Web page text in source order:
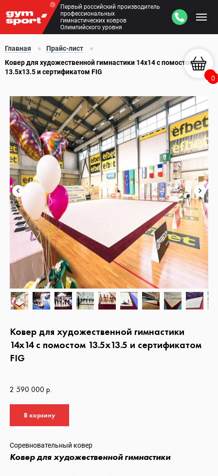
Первый российский производитель
профессиональных
гимнастических ковров
Олимпийского уровня
0
Главная
Прайс-лист
Ковер для художественной гимнастики 14х14 с помостом
13.5х13.5 и сертификатом FIG
Ковер для художественной гимнастики
14х14 с помостом 13.5х13.5 и сертификатом
FIG
2 590 000 р.
В корзину
Соревновательный ковер
Ковер для художественной гимнастики